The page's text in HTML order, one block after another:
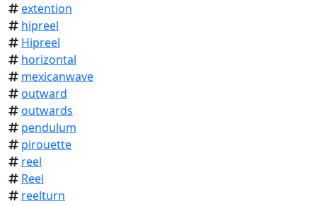
extention
hipreel
Hipreel
horizontal
mexicanwave
outward
outwards
pendulum
pirouette
reel
Reel
reelturn